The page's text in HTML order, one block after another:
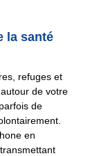
la santé
refuges et
de votre
de
en